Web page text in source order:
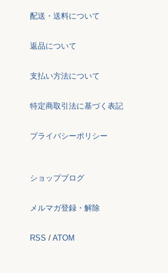
配送・送料について
返品について
支払い方法について
特定商取引法に基づく表記
プライバシーポリシー
ショップブログ
メルマガ登録・解除
RSS / ATOM